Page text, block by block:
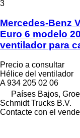
3
Mercedes-Benz
Euro 6 modelo
ventilador para
Precio a consultar
Hélice del ventilador
A 934 205 02 06
Países Bajos,
Schmidt Trucks B.V.
Contacte con el